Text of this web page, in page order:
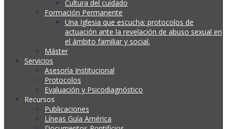
Cultura del cuidado
Formación Permanente
Una Iglesia que escucha: protocolos de
actuación ante la revelación de abuso sexual en
el ámbito familiar y social.
Máster
Servicios
Asesoría Institucional
Protocolos
Evaluación y Psicodiagnóstico
Recursos
Publicaciones
Líneas Guía América